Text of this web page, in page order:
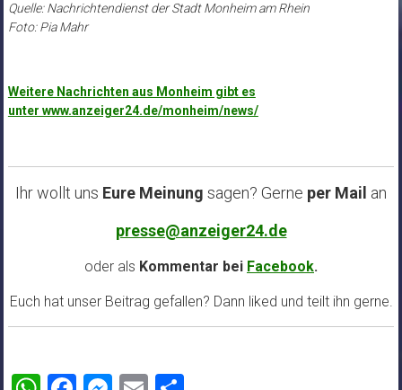
Quelle: Nachrichtendienst der Stadt Monheim am Rhein
Foto: Pia Mahr
Weitere Nachrichten aus Monheim gibt es
unter www.anzeiger24.de/monheim/news/
Ihr wollt uns Eure Meinung sagen? Gerne per Mail an
presse@anzeiger24.de
oder als Kommentar bei Facebook.
Euch hat unser Beitrag gefallen? Dann liked und teilt ihn gerne.